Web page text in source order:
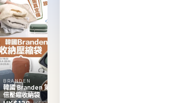
BRANDEN
韓國 Branden 第二代雙
倍壓縮收納袋